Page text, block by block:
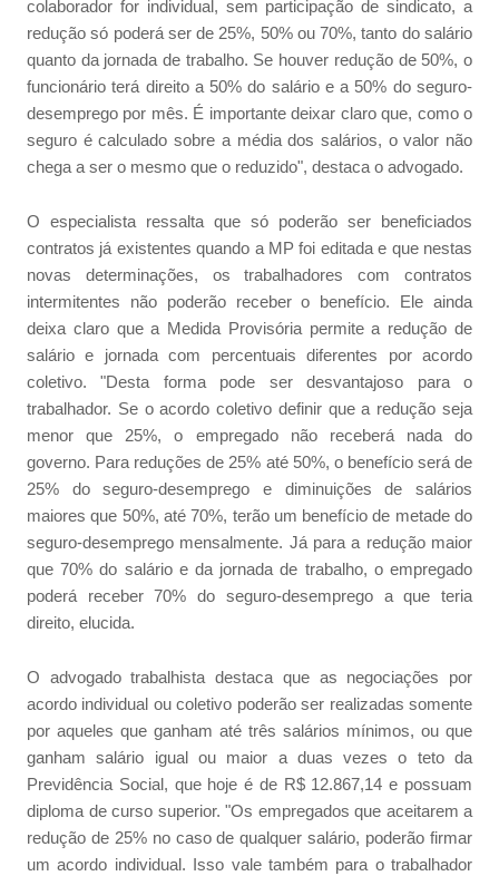
colaborador for individual, sem participação de sindicato, a
redução só poderá ser de 25%, 50% ou 70%, tanto do salário
quanto da jornada de trabalho. Se houver redução de 50%, o
funcionário terá direito a 50% do salário e a 50% do seguro-
desemprego por mês. É importante deixar claro que, como o
seguro é calculado sobre a média dos salários, o valor não
chega a ser o mesmo que o reduzido", destaca o advogado.
O especialista ressalta que só poderão ser beneficiados
contratos já existentes quando a MP foi editada e que nestas
novas determinações, os trabalhadores com contratos
intermitentes não poderão receber o benefício. Ele ainda
deixa claro que a Medida Provisória permite a redução de
salário e jornada com percentuais diferentes por acordo
coletivo. "Desta forma pode ser desvantajoso para o
trabalhador. Se o acordo coletivo definir que a redução seja
menor que 25%, o empregado não receberá nada do
governo. Para reduções de 25% até 50%, o benefício será de
25% do seguro-desemprego e diminuições de salários
maiores que 50%, até 70%, terão um benefício de metade do
seguro-desemprego mensalmente. Já para a redução maior
que 70% do salário e da jornada de trabalho, o empregado
poderá receber 70% do seguro-desemprego a que teria
direito, elucida.
O advogado trabalhista destaca que as negociações por
acordo individual ou coletivo poderão ser realizadas somente
por aqueles que ganham até três salários mínimos, ou que
ganham salário igual ou maior a duas vezes o teto da
Previdência Social, que hoje é de R$ 12.867,14 e possuam
diploma de curso superior. "Os empregados que aceitarem a
redução de 25% no caso de qualquer salário, poderão firmar
um acordo individual. Isso vale também para o trabalhador